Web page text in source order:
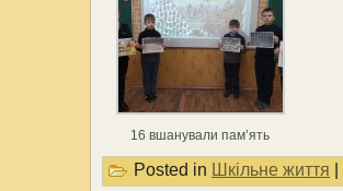
16 вшанували пам’ять
Posted in Шкільне життя